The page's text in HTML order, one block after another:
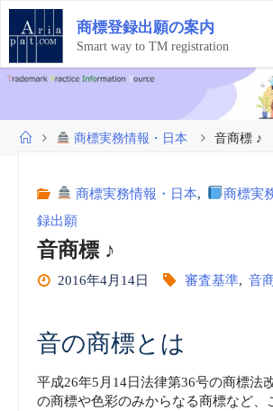
コ
テ
ン
ツ
ス
商標登録出願の案内
Smart way to TM registration
ホ
商標実務情報・日本 音商標 ♪
商標実務情報・日本,
商標実
録出願
音商標 ♪
2016年4月14日 審査基準, 音
音の商標とは
平成26年5月14日法律第36号の商標法
の商標や色彩のみからなる商標など、